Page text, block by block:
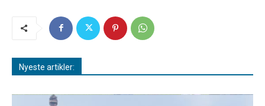
Nyeste artikler: